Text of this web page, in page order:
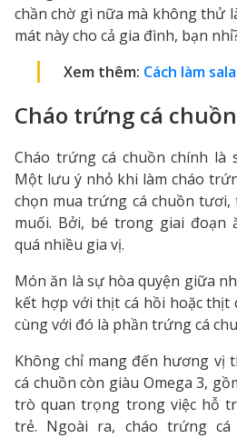
chần chờ gì nữa mà không thử
mát này cho cả gia đình, bạn
Xem thêm: Cách làm
Cháo trứng cá chuồn
Cháo trứng cá chuồn chính là
Một lưu ý nhỏ khi làm cháo
chọn mua trứng cá chuồn
muối. Bởi, bé trong giai đoạn
quá nhiều gia vị.
Món ăn là sự hòa quyện giữa
kết hợp với thịt cá hồi hoặc thịt
cùng với đó là phần trứng cá
Không chỉ mang đến hương vị
cá chuồn còn giàu Omega 3,
trò quan trọng trong việc hỗ
trẻ. Ngoài ra, cháo trứng cá